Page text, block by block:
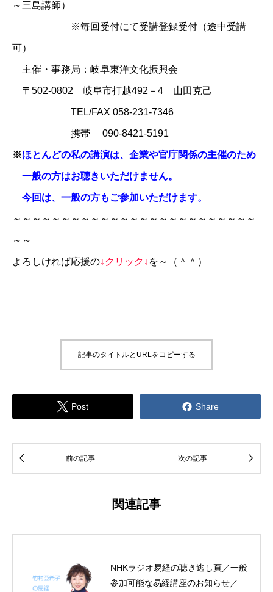
～三島講師）
※毎回受付にて受講登録受付（途中受講
可）
主催・事務局： 岐阜東洋文化振興会
〒502-0802 岐阜市打越492－4 山田克己
TEL/FAX 058-231-7346
携帯 090-8421-5191
※ほとんどの私の講演は、企業や官庁関係の主催のため
一般の方はお聴きいただけません。
今回は、一般の方もご参加いただけます。
～～～～～～～～～～～～～～～～～～～～～～～～～
～～
よろしければ応援の↓クリック↓ を～（＾＾）
記事のタイトルとURLをコピーする
 Post  Share
 前の記事 次の記事 
関連記事
NHKラジオ易経の聴き逃し頁／一般
参加可能な易経講座のお知らせ／